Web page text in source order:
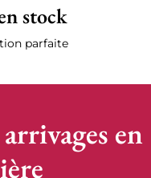
stock
parfaite
en